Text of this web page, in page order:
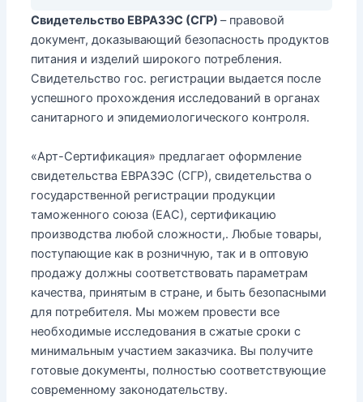
Свидетельство ЕВРАЗЭС (СГР) – правовой
документ, доказывающий безопасность продуктов
питания и изделий широкого потребления.
Свидетельство гос. регистрации выдается после
успешного прохождения исследований в органах
санитарного и эпидемиологического контроля.
«Арт-Сертификация» предлагает оформление
свидетельства ЕВРАЗЭС (СГР), свидетельства о
государственной регистрации продукции
таможенного союза (ЕАС), сертификацию
производства любой сложности,. Любые товары,
поступающие как в розничную, так и в оптовую
продажу должны соответствовать параметрам
качества, принятым в стране, и быть безопасными
для потребителя. Мы можем провести все
необходимые исследования в сжатые сроки с
минимальным участием заказчика. Вы получите
готовые документы, полностью соответствующие
современному законодательству.